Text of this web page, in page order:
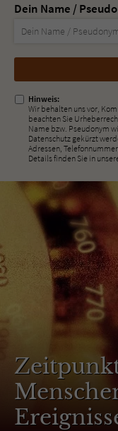
Dein Name /
Nicht
ausfüllen!
Hinweis:
Wir behalten uns vor,
beachten Sie
Name bzw. Pseudonym
Datenschutz gekürzt
Adressen,
Details finden Sie in